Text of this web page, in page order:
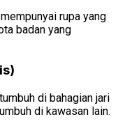
rupa yang
badan yang
di bahagian jari
di kawasan lain.